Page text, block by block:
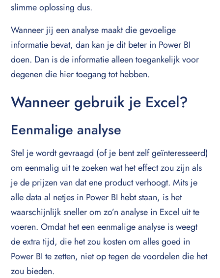
slimme oplossing dus.
Wanneer jij een analyse maakt die gevoelige
informatie bevat, dan kan je dit beter in Power BI
doen. Dan is de informatie alleen toegankelijk voor
degenen die hier toegang tot hebben.
Wanneer gebruik je Excel?
Eenmalige analyse
Stel je wordt gevraagd (of je bent zelf geïnteresseerd)
om eenmalig uit te zoeken wat het effect zou zijn als
je de prijzen van dat ene product verhoogt. Mits je
alle data al netjes in Power BI hebt staan, is het
waarschijnlijk sneller om zo’n analyse in Excel uit te
voeren. Omdat het een eenmalige analyse is weegt
de extra tijd, die het zou kosten om alles goed in
Power BI te zetten, niet op tegen de voordelen die het
zou bieden.